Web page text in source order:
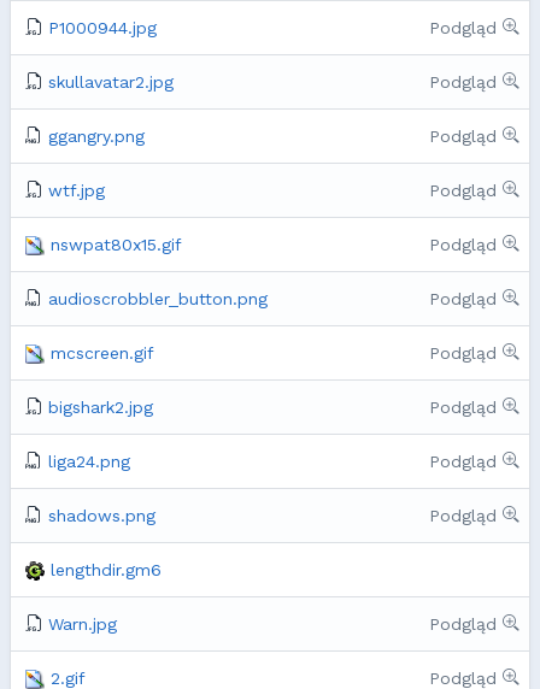
P1000944.jpg Podgląd
skullavatar2.jpg Podgląd
ggangry.png Podgląd
wtf.jpg Podgląd
nswpat80x15.gif Podgląd
audioscrobbler_button.png Podgląd
mcscreen.gif Podgląd
bigshark2.jpg Podgląd
liga24.png Podgląd
shadows.png Podgląd
lengthdir.gm6
Warn.jpg Podgląd
2.gif Podgląd